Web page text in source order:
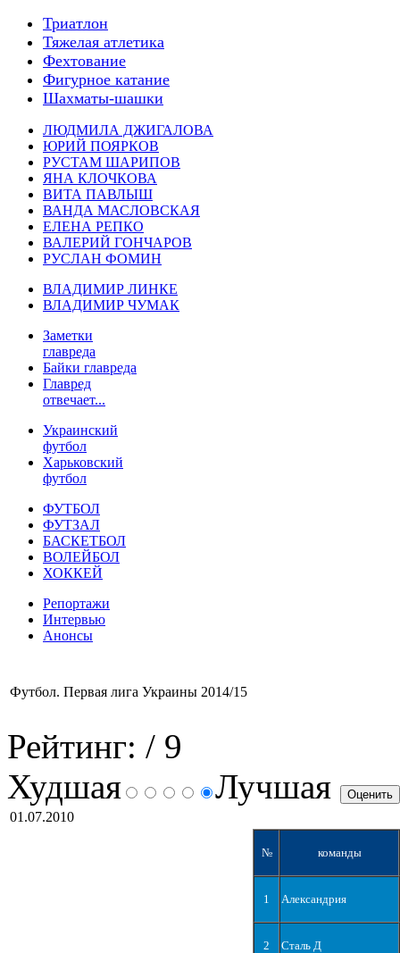
Триатлон
Тяжелая атлетика
Фехтование
Фигурное катание
Шахматы-шашки
ЛЮДМИЛА ДЖИГАЛОВА
ЮРИЙ ПОЯРКОВ
РУСТАМ ШАРИПОВ
ЯНА КЛОЧКОВА
ВИТА ПАВЛЫШ
ВАНДА МАСЛОВСКАЯ
ЕЛЕНА РЕПКО
ВАЛЕРИЙ ГОНЧАРОВ
РУСЛАН ФОМИН
ВЛАДИМИР ЛИНКЕ
ВЛАДИМИР ЧУМАК
Заметки
главреда
Байки главреда
Главред
отвечает...
Украинский
футбол
Харьковский
футбол
ФУТБОЛ
ФУТЗАЛ
БАСКЕТБОЛ
ВОЛЕЙБОЛ
ХОККЕЙ
Репортажи
Интервью
Анонсы
Футбол. Первая лига Украины 2014/15
Рейтинг: / 9
Худшая
Лучшая
01.07.2010
№ команды
1 Александрия
2 Сталь Д